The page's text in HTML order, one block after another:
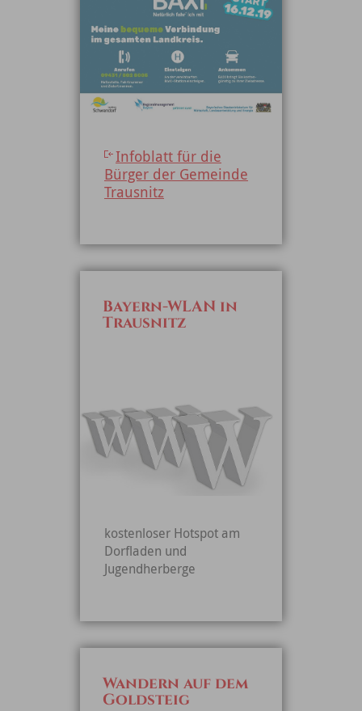
Infoblatt für die
Bürger der Gemeinde
Trausnitz
Bayern-WLAN in
Trausnitz
kostenloser Hotspot am
Dorfladen und
Jugendherberge
Wandern auf dem
Goldsteig